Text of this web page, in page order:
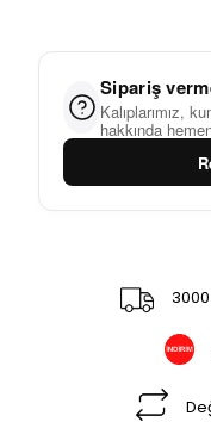
Sipariş
Kalıplarımız,
hakkında
3000